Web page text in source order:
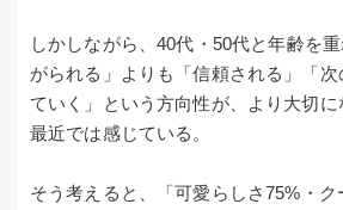
しかしながら、40代・50代と年齢を
がられる」よりも「信頼される」「
ていく」という方向性が、より大切に
最近では感じている。
そう考えると、「可愛らしさ75%・ク